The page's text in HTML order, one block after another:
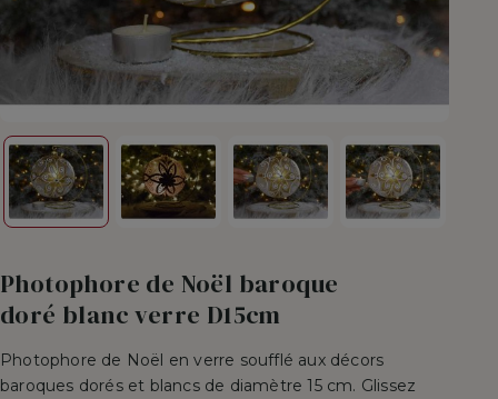
Photophore de Noël baroque
doré blanc verre D15cm
Photophore de Noël en verre soufflé aux décors
baroques dorés et blancs de diamètre 15 cm. Glissez